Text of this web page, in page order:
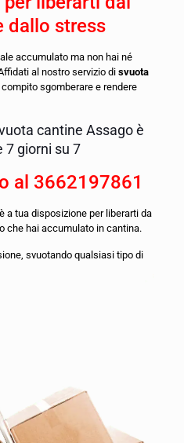
dallo stress
accumulato ma non hai né
al nostro servizio di svuota
sgomberare e rendere
cantine Assago è
7 giorni su 7
al 3662197861
a tua disposizione per liberarti da
che hai accumulato in cantina.
svuotando qualsiasi tipo di